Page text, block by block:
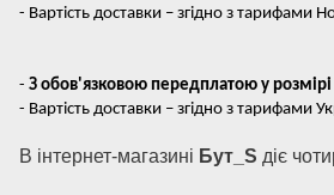
- Вартість доставки – згідно з тарифами
- З обов'язковою передплатою у
- Вартість доставки – згідно з тарифами
В інтернет-магазині Бут_S діє